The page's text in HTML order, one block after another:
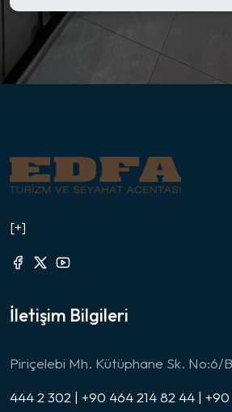
[+]
İletişim Bilgileri
Piriçelebi Mh. Kütüphane Sk. No:6/
444 2 302 | +90 464 214 82 44 |